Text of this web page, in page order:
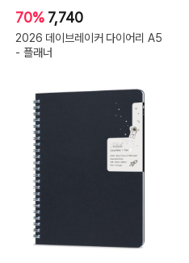
70% 7,740
2026 데이브레이커 다이어리 A5
- 플래너